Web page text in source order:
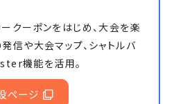
クーポンをはじめ、大会を楽
信や大会マップ、シャトルバ
機能を活用。
ページ